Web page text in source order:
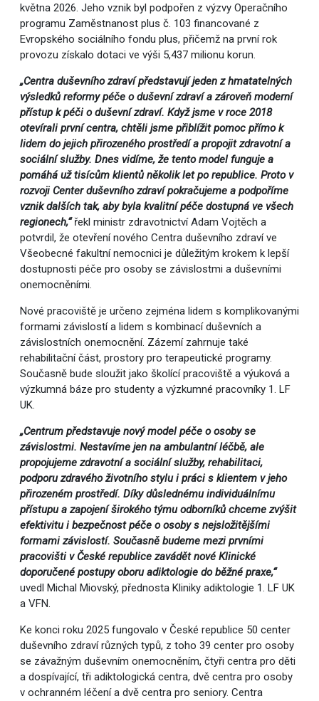
května 2026. Jeho vznik byl podpořen z výzvy Operačního
programu Zaměstnanost plus č. 103 financované z
Evropského sociálního fondu plus, přičemž na první rok
provozu získalo dotaci ve výši 5,437 milionu korun.
„Centra duševního zdraví představují jeden z hmatatelných
výsledků reformy péče o duševní zdraví a zároveň moderní
přístup k péči o duševní zdraví. Když jsme v roce 2018
otevírali první centra, chtěli jsme přiblížit pomoc přímo k
lidem do jejich přirozeného prostředí a propojit zdravotní a
sociální služby. Dnes vidíme, že tento model funguje a
pomáhá už tisícům klientů několik let po republice. Proto v
rozvoji Center duševního zdraví pokračujeme a podpoříme
vznik dalších tak, aby byla kvalitní péče dostupná ve všech
regionech,“řekl ministr zdravotnictví Adam Vojtěch a
potvrdil, že otevření nového Centra duševního zdraví ve
Všeobecné fakultní nemocnici je důležitým krokem k lepší
dostupnosti péče pro osoby se závislostmi a duševními
onemocněními.
Nové pracoviště je určeno zejména lidem s komplikovanými
formami závislostí a lidem s kombinací duševních a
závislostních onemocnění. Zázemí zahrnuje také
rehabilitační část, prostory pro terapeutické programy.
Současně bude sloužit jako školící pracoviště a výuková a
výzkumná báze pro studenty a výzkumné pracovníky 1. LF
UK.
„Centrum představuje nový model péče o osoby se
závislostmi. Nestavíme jen na ambulantní léčbě, ale
propojujeme zdravotní a sociální služby, rehabilitaci,
podporu zdravého životního stylu i práci s klientem v jeho
přirozeném prostředí. Díky důslednému individuálnímu
přístupu a zapojení širokého týmu odborníků chceme zvýšit
efektivitu i bezpečnost péče o osoby s nejsložitějšími
formami závislostí. Současně budeme mezi prvními
pracovišti v České republice zavádět nové Klinické
doporučené postupy oboru adiktologie do běžné praxe,“
uvedl Michal Miovský, přednosta Kliniky adiktologie 1. LF UK
a VFN.
Ke konci roku 2025 fungovalo v České republice 50 center
duševního zdraví různých typů, z toho 39 center pro osoby
se závažným duševním onemocněním, čtyři centra pro děti
a dospívající, tři adiktologická centra, dvě centra pro osoby
v ochranném léčení a dvě centra pro seniory. Centra